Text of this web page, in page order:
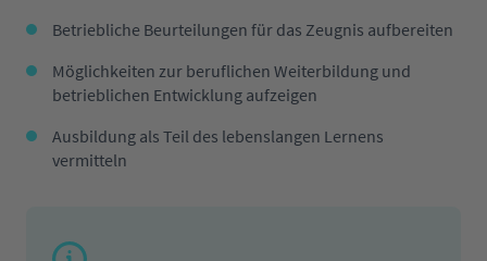
Betriebliche Beurteilungen für das Zeugnis aufbereiten
Möglichkeiten zur beruflichen Weiterbildung und
betrieblichen Entwicklung aufzeigen
Ausbildung als Teil des lebenslangen Lernens
vermitteln